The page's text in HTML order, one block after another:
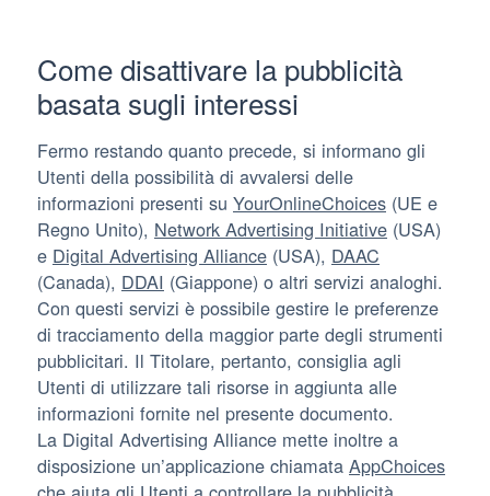
Come disattivare la pubblicità
basata sugli interessi
Fermo restando quanto precede, si informano gli
Utenti della possibilità di avvalersi delle
informazioni presenti su YourOnlineChoices (UE e
Regno Unito), Network Advertising Initiative (USA)
e Digital Advertising Alliance (USA), DAAC
(Canada), DDAI (Giappone) o altri servizi analoghi.
Con questi servizi è possibile gestire le preferenze
di tracciamento della maggior parte degli strumenti
pubblicitari. Il Titolare, pertanto, consiglia agli
Utenti di utilizzare tali risorse in aggiunta alle
informazioni fornite nel presente documento.
La Digital Advertising Alliance mette inoltre a
disposizione un’applicazione chiamata AppChoices